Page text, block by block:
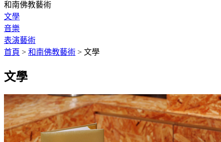
和南佛教藝術
文學
音樂
表演藝術
首頁 > 和南佛教藝術 > 文學
文學